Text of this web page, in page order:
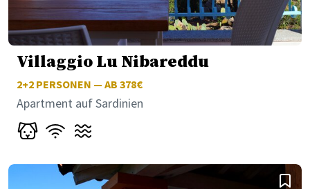
Villaggio Lu Nibareddu
2+2 PERSONEN — AB 378€
Apartment auf Sardinien